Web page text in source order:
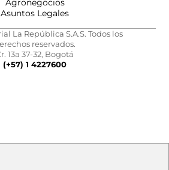
Agronegocios
Asuntos Legales
La República S.A.S. Todos los
reservados.
13a 37-32, Bogotá
(+57) 1 4227600